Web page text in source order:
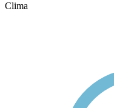
Clima